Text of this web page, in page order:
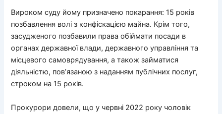
Вироком суду йому призначено покарання: 15 років
позбавлення волі з конфіскацією майна. Крім того,
засудженого позбавили права обіймати посади в
органах державної влади, державного управління та
місцевого самоврядування, а також займатися
діяльністю, пов’язаною з наданням публічних послуг,
строком на 15 років.
Прокурори довели, що у червні 2022 року чоловік